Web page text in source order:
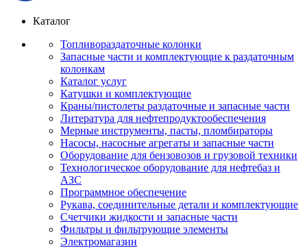
Каталог
Топливораздаточные колонки
Запасные части и комплектующие к раздаточным
колонкам
Каталог услуг
Катушки и комплектующие
Краны/пистолеты раздаточные и запасные части
Литература для нефтепродуктообеспечения
Мерные инструменты, пасты, пломбираторы
Насосы, насосные агрегаты и запасные части
Оборудование для бензовозов и грузовой техники
Технологическое оборудование для нефтебаз и
АЗС
Программное обеспечение
Рукава, соединительные детали и комплектующие
Счетчики жидкости и запасные части
Фильтры и фильтрующие элементы
Электромагазин